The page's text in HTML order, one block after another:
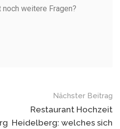
weitere Fragen?
Nächster Beitrag
Restaurant Hochzeit
Heidelberg: welches sich